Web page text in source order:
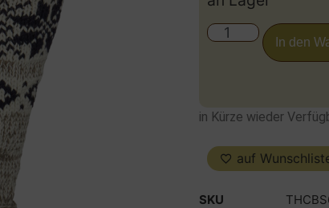
In den
in Kürze wieder
auf
SKU